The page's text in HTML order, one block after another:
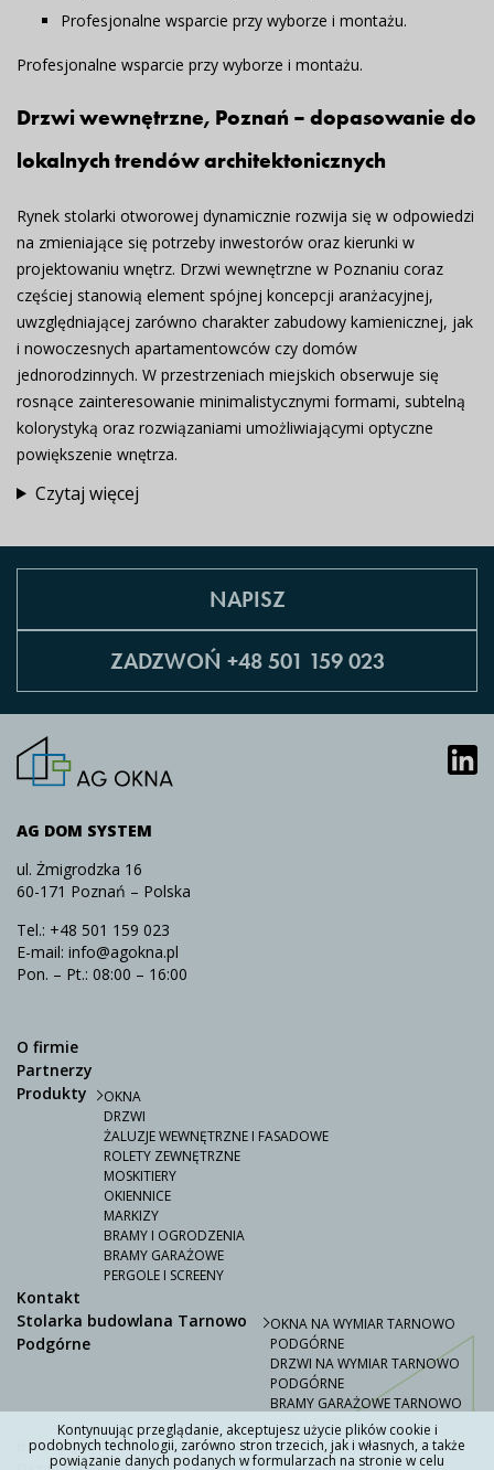
Profesjonalne wsparcie przy wyborze i montażu.
Profesjonalne wsparcie przy wyborze i montażu.
Drzwi wewnętrzne, Poznań – dopasowanie do
lokalnych trendów architektonicznych
Rynek stolarki otworowej dynamicznie rozwija się w odpowiedzi
na zmieniające się potrzeby inwestorów oraz kierunki w
projektowaniu wnętrz. Drzwi wewnętrzne w Poznaniu coraz
częściej stanowią element spójnej koncepcji aranżacyjnej,
uwzględniającej zarówno charakter zabudowy kamienicznej, jak
i nowoczesnych apartamentowców czy domów
jednorodzinnych. W przestrzeniach miejskich obserwuje się
rosnące zainteresowanie minimalistycznymi formami, subtelną
kolorystyką oraz rozwiązaniami umożliwiającymi optyczne
powiększenie wnętrza.
Czytaj więcej
NAPISZ
ZADZWOŃ +48 501 159 023
AG DOM SYSTEM
ul. Żmigrodzka 16
60-171 Poznań – Polska
Tel.: +48 501 159 023
E-mail: info@agokna.pl
Pon. – Pt.: 08:00 – 16:00
O firmie
Partnerzy
Produkty
OKNA
DRZWI
ŻALUZJE WEWNĘTRZNE I FASADOWE
ROLETY ZEWNĘTRZNE
MOSKITIERY
OKIENNICE
MARKIZY
BRAMY I OGRODZENIA
BRAMY GARAŻOWE
PERGOLE I SCREENY
Kontakt
Stolarka budowlana Tarnowo
Podgórne
OKNA NA WYMIAR TARNOWO
PODGÓRNE
DRZWI NA WYMIAR TARNOWO
PODGÓRNE
BRAMY GARAŻOWE TARNOWO
PODGÓRNE
Bramy garażowe Skórzewo
Kontynuując przeglądanie, akceptujesz użycie plików cookie i
podobnych technologii, zarówno stron trzecich, jak i własnych, a także
powiązanie danych podanych w formularzach na stronie w celu